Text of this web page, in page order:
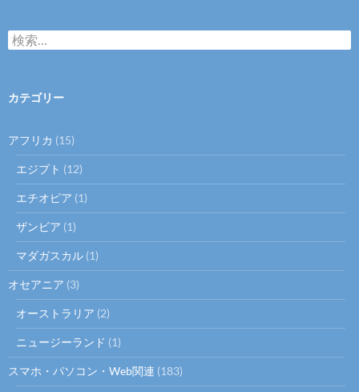
検
索:
カテゴリー
アフリカ (15)
エジプト (12)
エチオピア (1)
ザンビア (1)
マダガスカル (1)
オセアニア (3)
オーストラリア (2)
ニュージーランド (1)
スマホ・パソコン・Web関連 (183)